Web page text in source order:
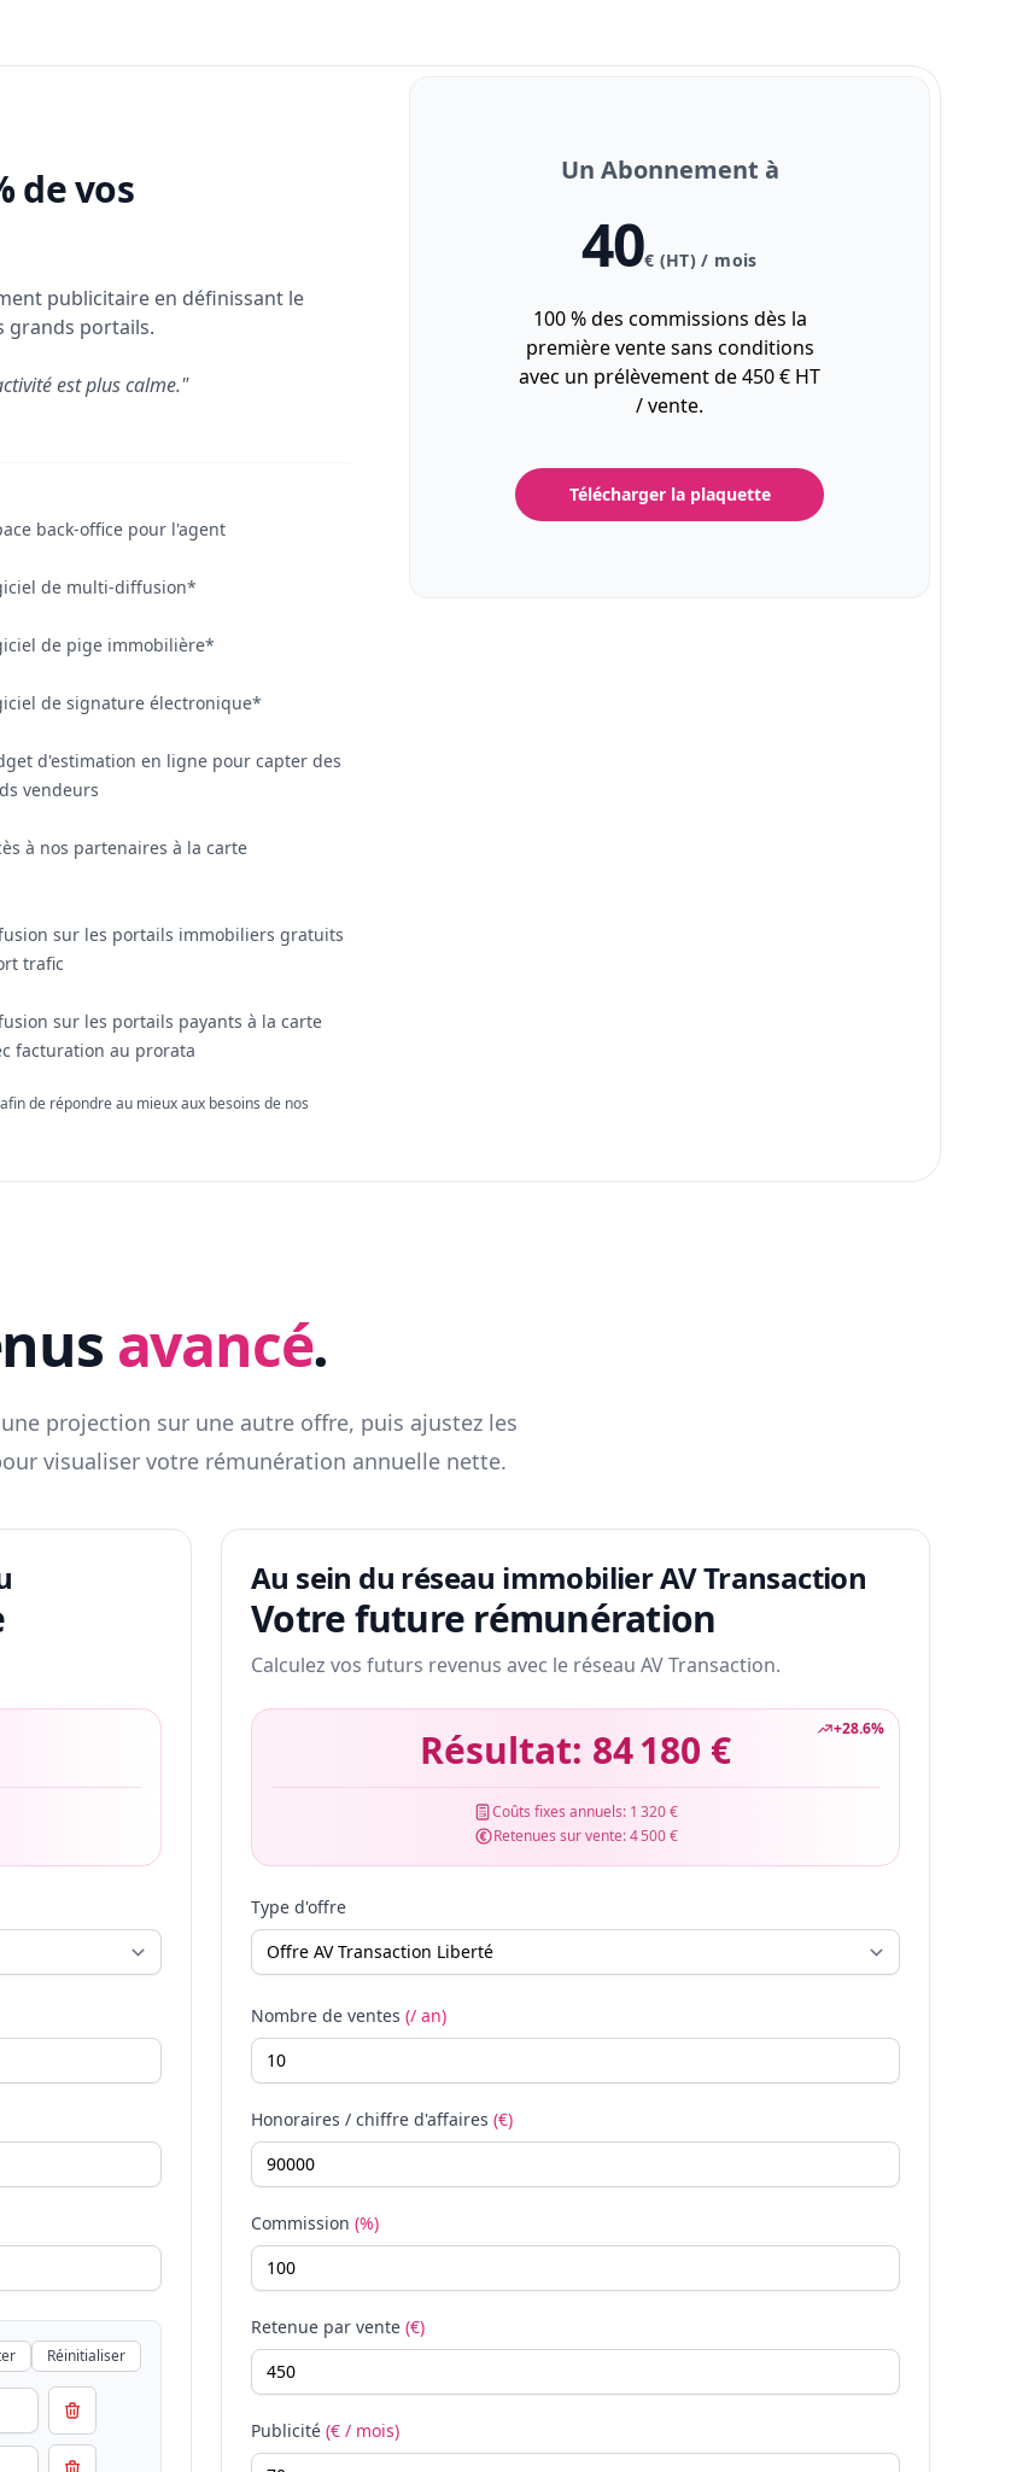
de vos
publicitaire en définissant le
grands portails.
est plus calme."
back-office pour l'agent
de multi-diffusion*
de pige immobilière*
de signature électronique*
d'estimation en ligne pour capter des
vendeurs
à nos partenaires à la carte
sur les portails immobiliers gratuits
trafic
sur les portails payants à la carte
facturation au prorata
de répondre au mieux aux besoins de nos
Un Abonnement à
40€ (HT) / mois
100 % des commissions dès la
première vente sans conditions
avec un prélèvement de 450 € HT
/ vente.
Télécharger la plaquette
avancé.
projection sur une autre offre, puis ajustez les
visualiser votre rémunération annuelle nette.
Réinitialiser
Au sein du réseau immobilier AV Transaction
Votre future rémunération
Calculez vos futurs revenus avec le réseau AV Transaction.
+28.6%
Résultat: 84 180 €
Coûts fixes annuels: 1 320 €
Retenues sur vente:4 500 €
Type d'offre
Nombre de ventes (/ an)
Honoraires / chiffre d'affaires (€)
Commission (%)
Retenue par vente (€)
Publicité (€ / mois)